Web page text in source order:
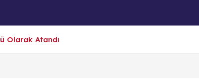
Olarak Atandı